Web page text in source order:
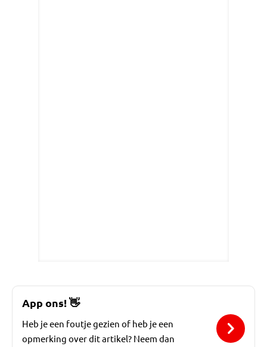
App ons!👋
Heb je een foutje gezien of heb je een
opmerking over dit artikel? Neem dan